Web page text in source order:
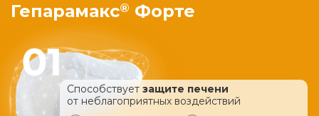
Гепарамакс® Форте
Способствует защите печени
от неблагоприятных воздействий